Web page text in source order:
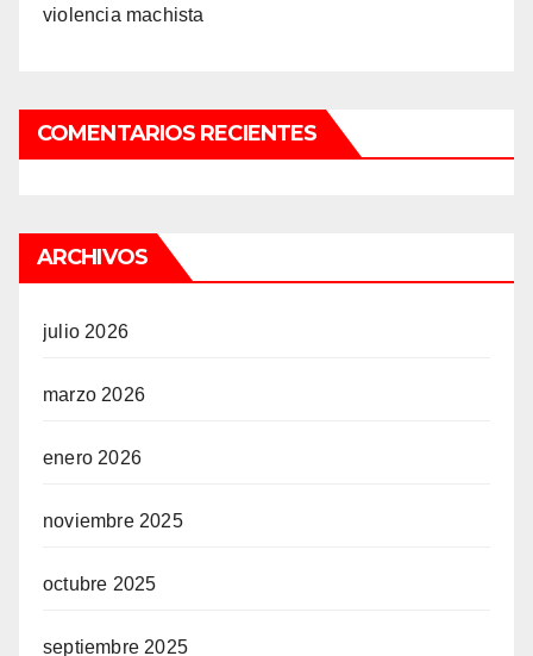
violencia machista
COMENTARIOS RECIENTES
ARCHIVOS
julio 2026
marzo 2026
enero 2026
noviembre 2025
octubre 2025
septiembre 2025